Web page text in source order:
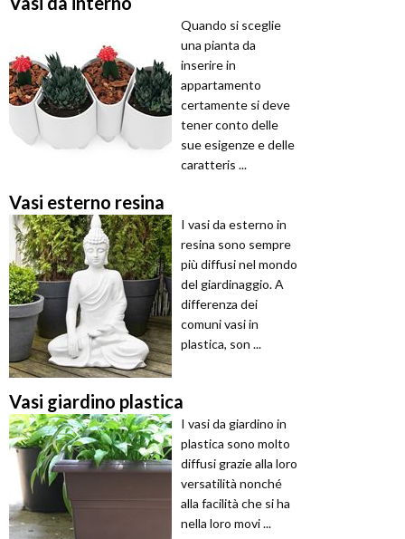
Quando si sceglie
una pianta da
inserire in
appartamento
certamente si deve
tener conto delle
sue esigenze e delle
caratteris ...
Vasi esterno resina
I vasi da esterno in
resina sono sempre
più diffusi nel mondo
del giardinaggio. A
differenza dei
comuni vasi in
plastica, son ...
Vasi giardino plastica
I vasi da giardino in
plastica sono molto
diffusi grazie alla loro
versatilità nonché
alla facilità che si ha
nella loro movi ...